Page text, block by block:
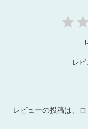
レビ
レビューの投稿は、